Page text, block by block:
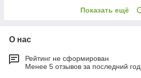
Показать ещё
О нас
Рейтинг не сформирован
Менее 5 отзывов за последний год